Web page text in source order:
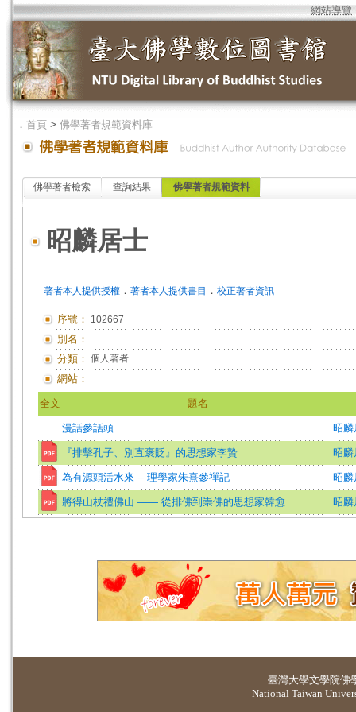
網站導覽
． 首頁 > 佛學著者規範資料庫
佛學著者檢索 查詢結果 佛學著者規範資料
昭麟居士
著者本人提供授權 ． 著者本人提供書目 ． 校正著者資訊
序號： 102667
別名：
分類： 個人著者
網站：
全文 題名
漫話參話頭 昭
『排擊孔子、別直褒貶』的思想家李贄 昭
為有源頭活水來 -- 理學家朱熹參禪記 昭
將得山杖禮佛山 —— 從排佛到崇佛的思想家韓愈 昭
臺灣大學文學院佛
National Taiwan